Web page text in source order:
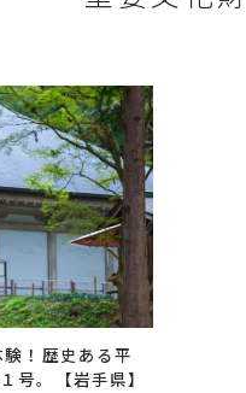
！歴史ある平
号。【岩手県】